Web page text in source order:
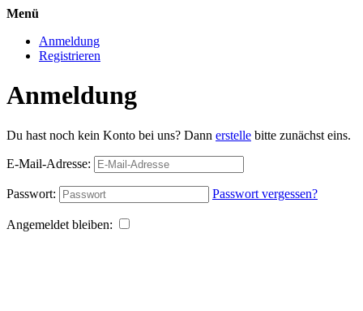
Menü
Anmeldung
Registrieren
Anmeldung
Du hast noch kein Konto bei uns? Dann erstelle bitte zunächst eins.
E-Mail-Adresse:
Passwort: Passwort vergessen?
Angemeldet bleiben: